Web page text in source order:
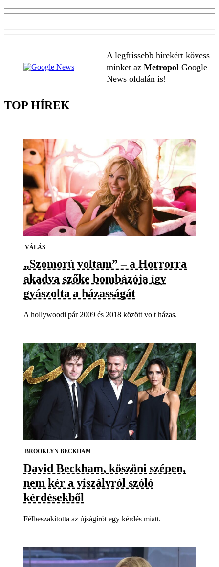
A legfrissebb hírekért kövess
minket az Metropol Google
News oldalán is!
TOP HÍREK
VÁLÁS
„Szomorú voltam” – a Horrorra
akadva szőke bombázója így
gyászolta a házasságát
A hollywoodi pár 2009 és 2018 között volt házas.
BROOKLYN BECKHAM
David Beckham, köszöni szépen,
nem kér a viszályról szóló
kérdésekből
Félbeszakította az újságírót egy kérdés miatt.